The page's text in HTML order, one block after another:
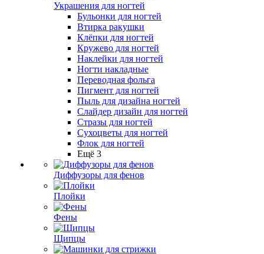
Украшения для ногтей
Бульонки для ногтей
Втирка ракушки
Клёпки для ногтей
Кружево для ногтей
Наклейки для ногтей
Ногти накладные
Переводная фольга
Пигмент для ногтей
Пыль для дизайна ногтей
Слайдер дизайн для ногтей
Стразы для ногтей
Сухоцветы для ногтей
Флок для ногтей
Ещё 3
Диффузоры для фенов
Плойки
Фены
Щипцы